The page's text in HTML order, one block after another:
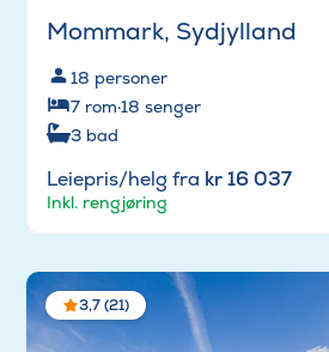
Mommark, Sydjylland
18 personer
7 rom·18 senger
3 bad
Leiepris/helg fra kr 16 037
Inkl. rengjøring
3,7 (21)